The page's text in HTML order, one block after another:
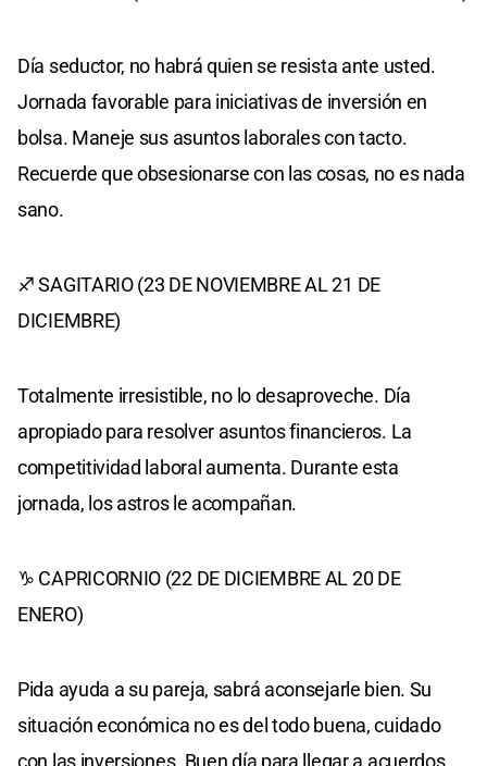
Día seductor, no habrá quien se resista ante usted.
Jornada favorable para iniciativas de inversión en
bolsa. Maneje sus asuntos laborales con tacto.
Recuerde que obsesionarse con las cosas, no es nada
sano.
♐ SAGITARIO (23 DE NOVIEMBRE AL 21 DE
DICIEMBRE)
Totalmente irresistible, no lo desaproveche. Día
apropiado para resolver asuntos financieros. La
competitividad laboral aumenta. Durante esta
jornada, los astros le acompañan.
♑ CAPRICORNIO (22 DE DICIEMBRE AL 20 DE
ENERO)
Pida ayuda a su pareja, sabrá aconsejarle bien. Su
situación económica no es del todo buena, cuidado
con las inversiones. Buen día para llegar a acuerdos